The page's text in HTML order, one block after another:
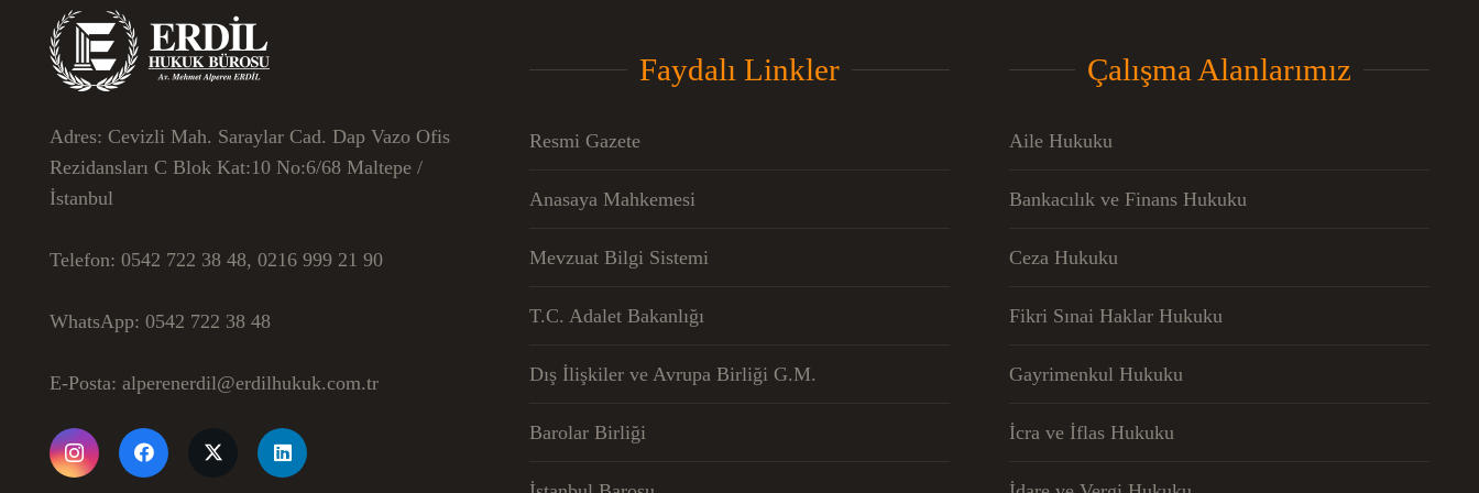
Adres: Cevizli Mah. Saraylar Cad. Dap Vazo Ofis
Rezidansları C Blok Kat:10 No:6/68 Maltepe /
İstanbul
Telefon: 0542 722 38 48, 0216 999 21 90
WhatsApp: 0542 722 38 48
E-Posta: alperenerdil@erdilhukuk.com.tr
Faydalı Linkler
Resmi Gazete
Anasaya Mahkemesi
Mevzuat Bilgi Sistemi
T.C. Adalet Bakanlığı
Dış İlişkiler ve Avrupa Birliği G.M.
Barolar Birliği
Çalışma Alanlarımız
Aile Hukuku
Bankacılık ve Finans Hukuku
Ceza Hukuku
Fikri Sınai Haklar Hukuku
Gayrimenkul Hukuku
İcra ve İflas Hukuku